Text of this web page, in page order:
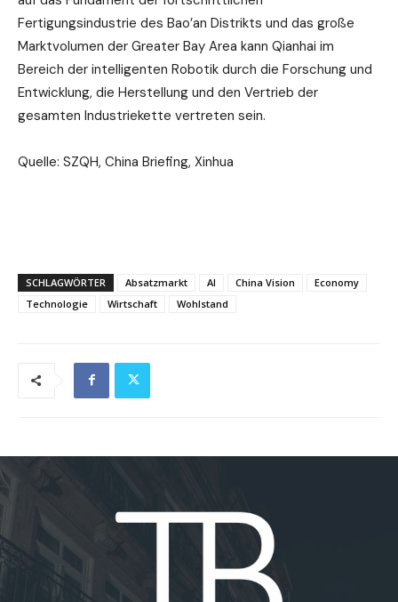
Fertigungsindustrie des Bao’an Distrikts und das große
Marktvolumen der Greater Bay Area kann Qianhai im
Bereich der intelligenten Robotik durch die Forschung und
Entwicklung, die Herstellung und den Vertrieb der
gesamten Industriekette vertreten sein.
Quelle: SZQH, China Briefing, Xinhua
SCHLAGWÖRTER Absatzmarkt AI China Vision
Economy
Technologie
Wirtschaft Wohlstand